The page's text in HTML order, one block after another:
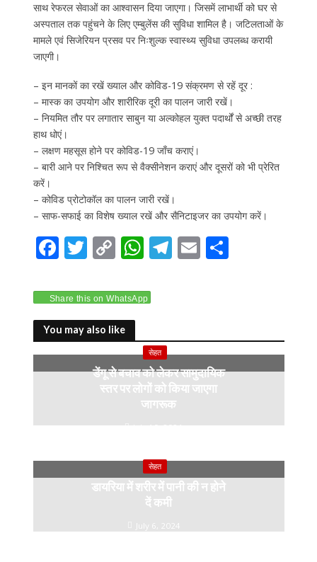
साथ रेफरल सेवाओं का आश्वासन दिया जाएगा। जिसमें लाभार्थी को घर से
अस्पताल तक पहुंचने के लिए एम्बुलेंस की सुविधा शामिल है। जटिलताओं के
मामले एवं सिजेरियन प्रसव पर निःशुल्क स्वास्थ्य सुविधा उपलब्ध करायी
जाएगी।
– इन मानकों का रखें ख्याल और कोविड-19 संक्रमण से रहें दूर :
– मास्क का उपयोग और शारीरिक दूरी का पालन जारी रखें।
– नियमित तौर पर लगातार साबुन या अल्कोहल युक्त पदार्थों से अच्छी तरह
हाथ धोएं।
– लक्षण महसूस होने पर कोविड-19 जाँच कराएं।
– बारी आने पर निश्चित रूप से वैक्सीनेशन कराएं और दूसरों को भी प्रेरित
करें।
– कोविड प्रोटोकॉल का पालन जारी रखें।
– साफ-सफाई का विशेष ख्याल रखें और सैनिटाइजर का उपयोग करें।
F
e
b
o
o
T
itt
er
C
p
y
Li
n
k
W
at
A
p
p
T
a
m
E S
Share this on WhatsApp
You may also like
सेहत
डेंगू से बचाव को लेकर सामुदायिक
स्तर पर लोगों को किया जाएगा
जागरूक
July 10, 2024
सेहत
डायरिया में शरीर में पानी की न होने
दें कमी
July 6, 2024